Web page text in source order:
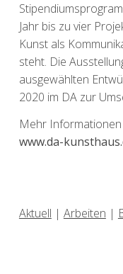
Jahr bis zu vier
Kunst als
steht. Die
ausgewählten
2020 im DA zur
Mehr
www.da-
Aktuell | Arbeiten |